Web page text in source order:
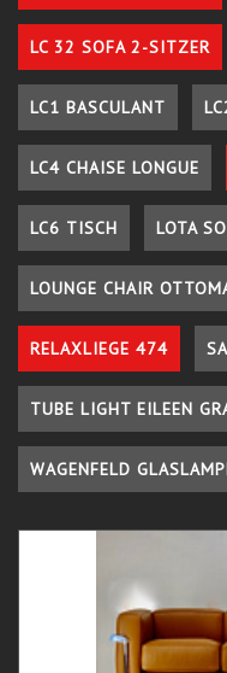
LC 32 SOFA 2-SITZER
LC1 BASCULANT
LC4 CHAISE LONGUE
LC6 TISCH LOTA
LOUNGE CHAIR
RELAXLIEGE 474
TUBE LIGHT EILEEN
WAGENFELD